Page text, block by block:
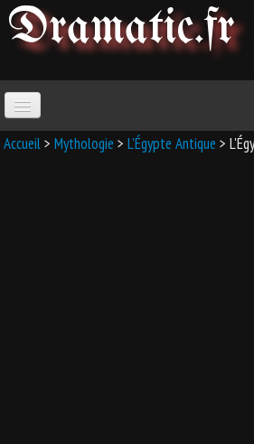
Dramatic.fr
ACCUEIL
Accueil> Mythologie > L'Égypte Antique >